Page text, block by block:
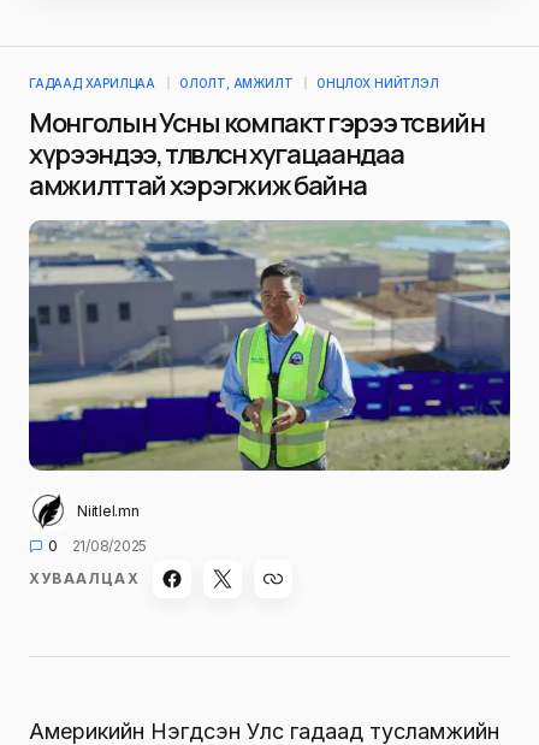
ГАДААД ХАРИЛЦАА ОЛОЛТ, АМЖИЛТ ОНЦЛОХ НИЙТЛЭЛ
Монголын Усны компакт гэрээ төсвийн
хүрээндээ, төлөвлөсөн хугацаандаа
амжилттай хэрэгжиж байна
Niitlel.mn
0
21/08/2025
ХУВААЛЦАХ
Америкийн Нэгдсэн Улс гадаад тусламжийн